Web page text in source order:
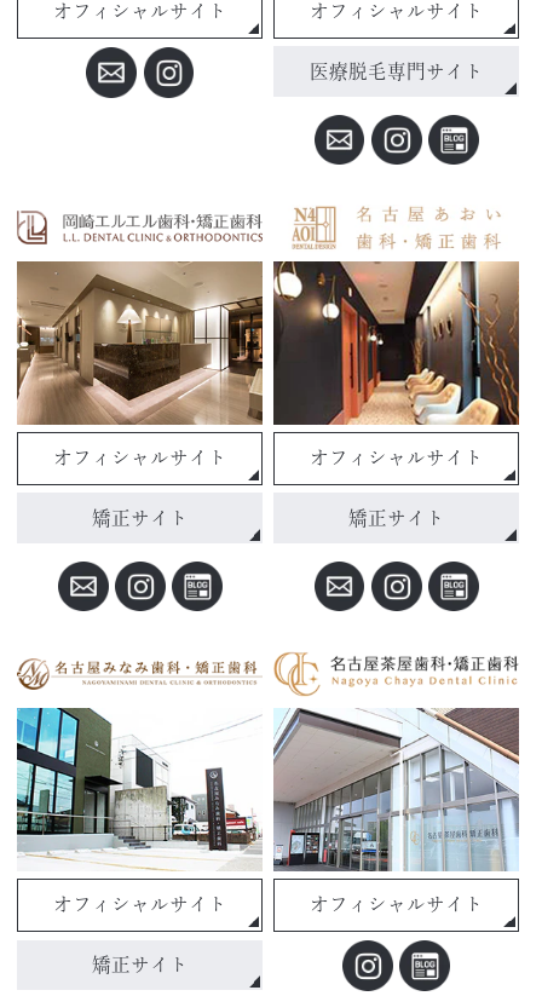
オフィシャルサイト オフィシャルサイト
医療脱毛専門サイト
オフィシャルサイト
矯正サイト
オフィシャルサイト
矯正サイト
オフィシャルサイト
矯正サイト
オフィシャルサイト